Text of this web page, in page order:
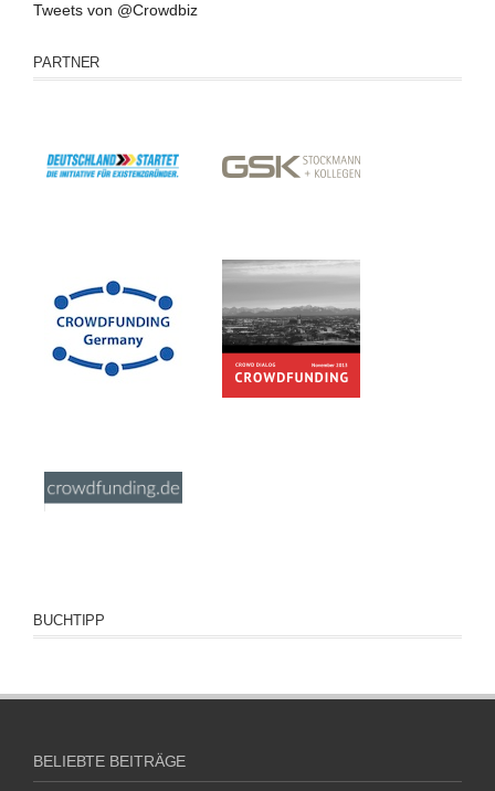
Tweets von @Crowdbiz
PARTNER
BUCHTIPP
BELIEBTE BEITRÄGE